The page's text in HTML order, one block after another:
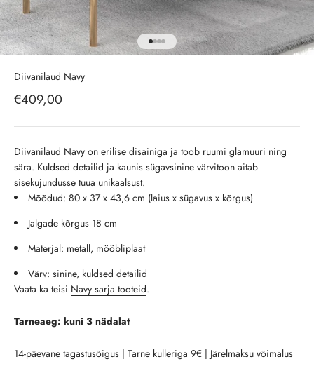
Ava toode 1
Ava toode 2
Ava toode 3
Ava toode 4
Diivanilaud Navy
Soodushind
€409,00
Diivanilaud Navy on erilise disainiga ja toob ruumi glamuuri ning
sära. Kuldsed detailid ja kaunis sügavsinine värvitoon aitab
sisekujundusse tuua unikaalsust.
Mõõdud: 80 x 37 x 43,6 cm (laius x sügavus x kõrgus)
Jalgade kõrgus 18 cm
Materjal: metall, mööbliplaat
Värv: sinine, kuldsed detailid
Vaata ka teisi Navy sarja tooteid.
Tarneaeg: kuni 3 nädalat
14-päevane tagastusõigus | Tarne kulleriga 9€ | Järelmaksu võimalus